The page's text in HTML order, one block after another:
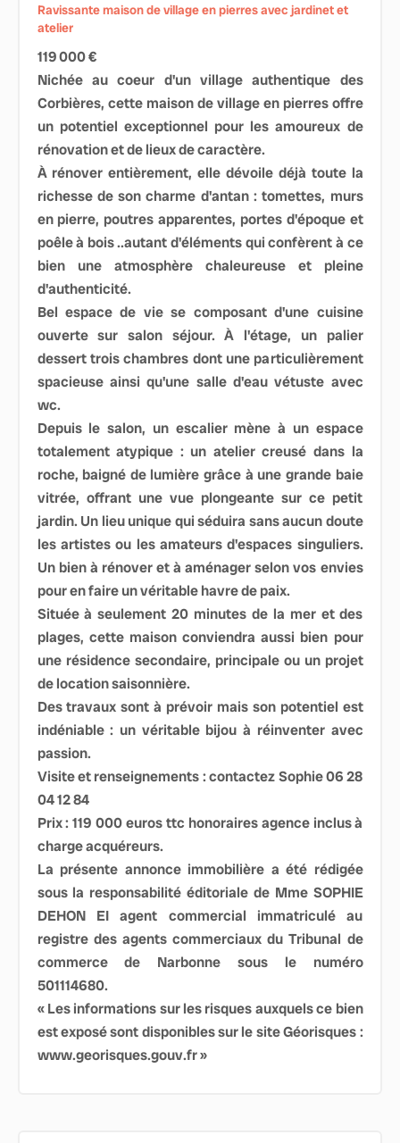
Ravissante maison de village en pierres avec jardinet et
atelier
119 000 €
Nichée au coeur d'un village authentique des
Corbières, cette maison de village en pierres offre
un potentiel exceptionnel pour les amoureux de
rénovation et de lieux de caractère.
À rénover entièrement, elle dévoile déjà toute la
richesse de son charme d'antan : tomettes, murs
en pierre, poutres apparentes, portes d'époque et
poêle à bois ..autant d'éléments qui confèrent à ce
bien une atmosphère chaleureuse et pleine
d'authenticité.
Bel espace de vie se composant d'une cuisine
ouverte sur salon séjour. À l'étage, un palier
dessert trois chambres dont une particulièrement
spacieuse ainsi qu'une salle d'eau vétuste avec
wc.
Depuis le salon, un escalier mène à un espace
totalement atypique : un atelier creusé dans la
roche, baigné de lumière grâce à une grande baie
vitrée, offrant une vue plongeante sur ce petit
jardin. Un lieu unique qui séduira sans aucun doute
les artistes ou les amateurs d'espaces singuliers.
Un bien à rénover et à aménager selon vos envies
pour en faire un véritable havre de paix.
Située à seulement 20 minutes de la mer et des
plages, cette maison conviendra aussi bien pour
une résidence secondaire, principale ou un projet
de location saisonnière.
Des travaux sont à prévoir mais son potentiel est
indéniable : un véritable bijou à réinventer avec
passion.
Visite et renseignements : contactez Sophie 06 28
04 12 84
Prix : 119 000 euros ttc honoraires agence inclus à
charge acquéreurs.
La présente annonce immobilière a été rédigée
sous la responsabilité éditoriale de Mme SOPHIE
DEHON EI agent commercial immatriculé au
registre des agents commerciaux du Tribunal de
commerce de Narbonne sous le numéro
501114680.
« Les informations sur les risques auxquels ce bien
est exposé sont disponibles sur le site Géorisques :
www.georisques.gouv.fr »